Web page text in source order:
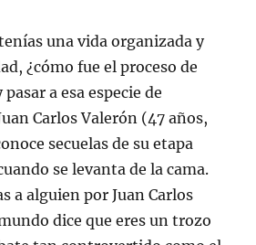
una vida organizada y
¿cómo fue el proceso de
a esa especie de
Carlos Valerón (47 años,
secuelas de su etapa
se levanta de la cama.
a alguien por Juan Carlos
dice que eres un trozo